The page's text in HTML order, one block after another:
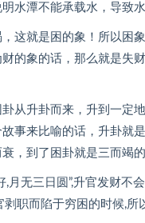
水潭不能承载水，导致水
这就是困的象！所以困
的象的话，那么就是失
从升卦而来，升到一定
事来比喻的话，升卦就
，到了困卦就是三而竭的
,月无三日圆”,升官发财不
剥职而陷于穷困的时候,所